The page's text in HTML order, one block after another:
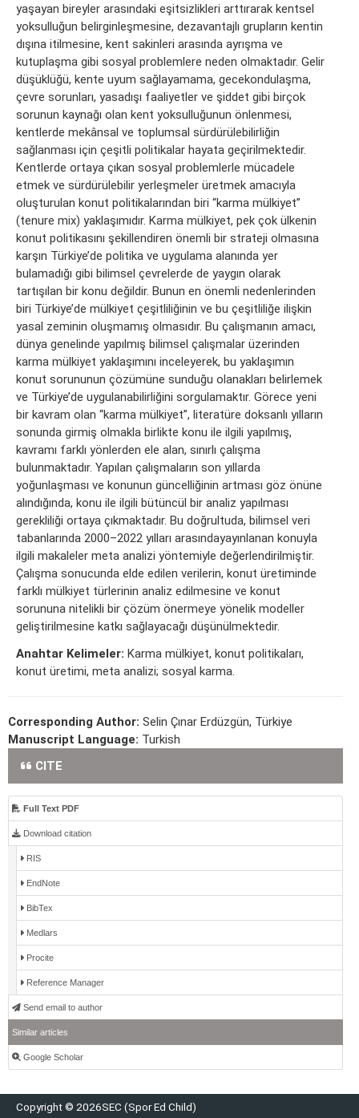
yaşayan bireyler arasındaki eşitsizlikleri arttırarak kentsel
yoksulluğun belirginleşmesine, dezavantajlı grupların kentin
dışına itilmesine, kent sakinleri arasında ayrışma ve
kutuplaşma gibi sosyal problemlere neden olmaktadır. Gelir
düşüklüğü, kente uyum sağlayamama, gecekondulaşma,
çevre sorunları, yasadışı faaliyetler ve şiddet gibi birçok
sorunun kaynağı olan kent yoksulluğunun önlenmesi,
kentlerde mekânsal ve toplumsal sürdürülebilirliğin
sağlanması için çeşitli politikalar hayata geçirilmektedir.
Kentlerde ortaya çıkan sosyal problemlerle mücadele
etmek ve sürdürülebilir yerleşmeler üretmek amacıyla
oluşturulan konut politikalarından biri “karma mülkiyet”
(tenure mix) yaklaşımıdır. Karma mülkiyet, pek çok ülkenin
konut politikasını şekillendiren önemli bir strateji olmasına
karşın Türkiye’de politika ve uygulama alanında yer
bulamadığı gibi bilimsel çevrelerde de yaygın olarak
tartışılan bir konu değildir. Bunun en önemli nedenlerinden
biri Türkiye’de mülkiyet çeşitliliğinin ve bu çeşitliliğe ilişkin
yasal zeminin oluşmamış olmasıdır. Bu çalışmanın amacı,
dünya genelinde yapılmış bilimsel çalışmalar üzerinden
karma mülkiyet yaklaşımını inceleyerek, bu yaklaşımın
konut sorununun çözümüne sunduğu olanakları belirlemek
ve Türkiye’de uygulanabilirliğini sorgulamaktır. Görece yeni
bir kavram olan “karma mülkiyet”, literatüre doksanlı yılların
sonunda girmiş olmakla birlikte konu ile ilgili yapılmış,
kavramı farklı yönlerden ele alan, sınırlı çalışma
bulunmaktadır. Yapılan çalışmaların son yıllarda
yoğunlaşması ve konunun güncelliğinin artması göz önüne
alındığında, konu ile ilgili bütüncül bir analiz yapılması
gerekliliği ortaya çıkmaktadır. Bu doğrultuda, bilimsel veri
tabanlarında 2000–2022 yılları arasındayayınlanan konuyla
ilgili makaleler meta analizi yöntemiyle değerlendirilmiştir.
Çalışma sonucunda elde edilen verilerin, konut üretiminde
farklı mülkiyet türlerinin analiz edilmesine ve konut
sorununa nitelikli bir çözüm önermeye yönelik modeller
geliştirilmesine katkı sağlayacağı düşünülmektedir.
Anahtar Kelimeler: Karma mülkiyet, konut politikaları,
konut üretimi, meta analizi; sosyal karma.
Corresponding Author: Selin Çınar Erdüzgün, Türkiye
Manuscript Language: Turkish
CITE
Full Text PDF
Download citation
RIS
EndNote
BibTex
Medlars
Procite
Reference Manager
Send email to author
Similar articles
Google Scholar
Copyright © 2026SEC (Spor Ed Child)